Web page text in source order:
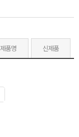
제품명 신제품